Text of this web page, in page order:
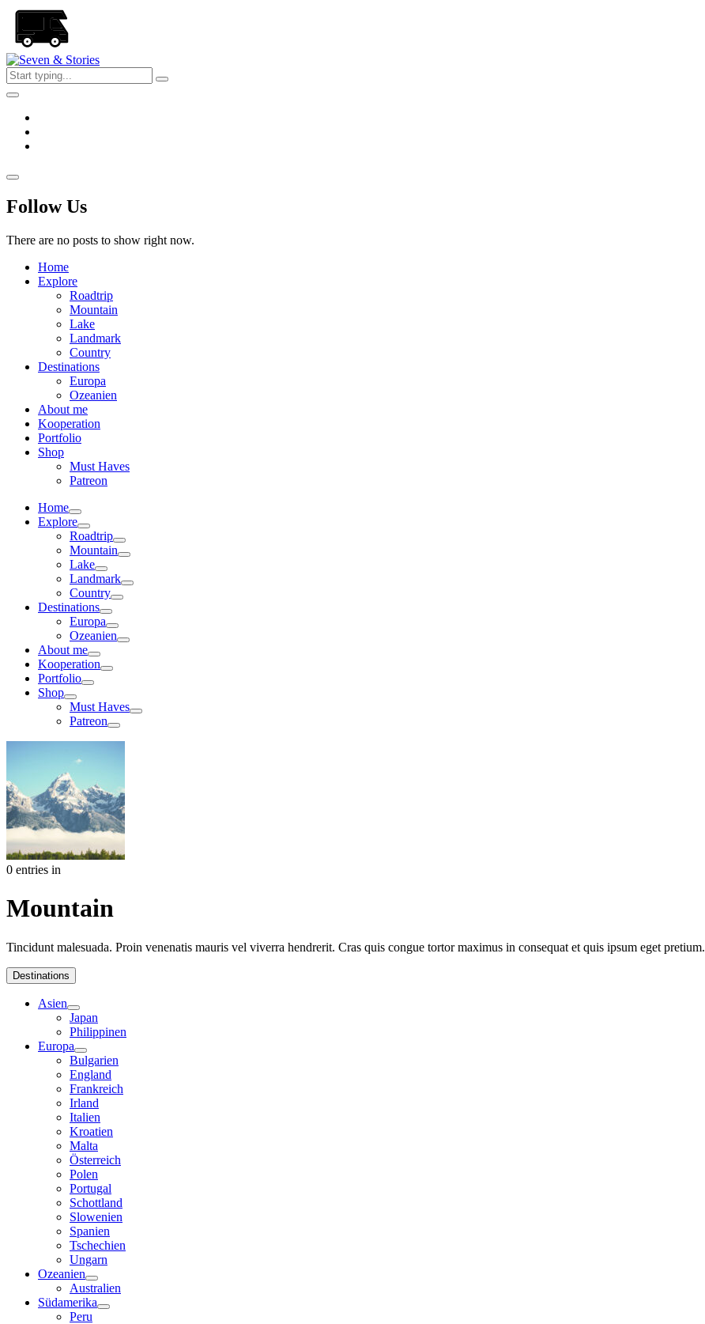
Skip
the
content
Seven
Stories
Follow Us
There are no posts to show right now.
Home
Explore
Roadtrip
Mountain
Lake
Landmark
Country
Destinations
Europa
Ozeanien
About me
Kooperation
Portfolio
Shop
Must Haves
Patreon
Home
Explore
Roadtrip
Mountain
Lake
Landmark
Country
Destinations
Europa
Ozeanien
About me
Kooperation
Portfolio
Shop
Must Haves
Patreon
0 entries in
Mountain
Tincidunt malesuada. Proin venenatis mauris vel viverra hendrerit. Cras quis congue tortor maximus in consequat et quis ipsum eget pretium.
Destinations
Asien
Japan
Philippinen
Europa
Bulgarien
England
Frankreich
Irland
Italien
Kroatien
Malta
Österreich
Polen
Portugal
Schottland
Slowenien
Spanien
Tschechien
Ungarn
Ozeanien
Australien
Südamerika
Peru